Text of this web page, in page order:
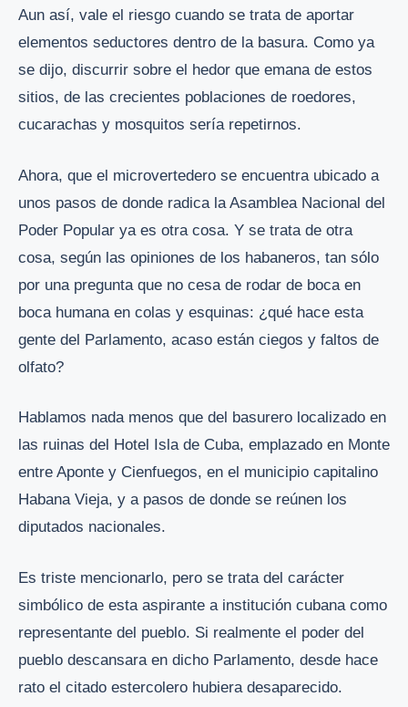
Aun así, vale el riesgo cuando se trata de aportar
elementos seductores dentro de la basura. Como ya
se dijo, discurrir sobre el hedor que emana de estos
sitios, de las crecientes poblaciones de roedores,
cucarachas y mosquitos sería repetirnos.
Ahora, que el microvertedero se encuentra ubicado a
unos pasos de donde radica la Asamblea Nacional del
Poder Popular ya es otra cosa. Y se trata de otra
cosa, según las opiniones de los habaneros, tan sólo
por una pregunta que no cesa de rodar de boca en
boca humana en colas y esquinas: ¿qué hace esta
gente del Parlamento, acaso están ciegos y faltos de
olfato?
Hablamos nada menos que del basurero localizado en
las ruinas del Hotel Isla de Cuba, emplazado en Monte
entre Aponte y Cienfuegos, en el municipio capitalino
Habana Vieja, y a pasos de donde se reúnen los
diputados nacionales.
Es triste mencionarlo, pero se trata del carácter
simbólico de esta aspirante a institución cubana como
representante del pueblo. Si realmente el poder del
pueblo descansara en dicho Parlamento, desde hace
rato el citado estercolero hubiera desaparecido.